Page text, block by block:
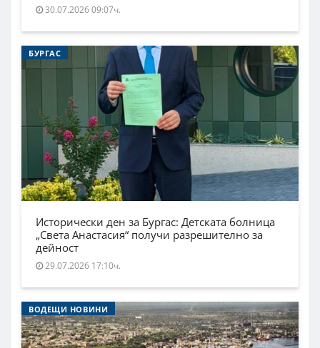
30.07.2026 09:07ч.
БУРГАС
Исторически ден за Бургас: Детската болница
„Света Анастасия“ получи разрешително за
дейност
29.07.2026 17:10ч.
ВОДЕЩИ НОВИНИ